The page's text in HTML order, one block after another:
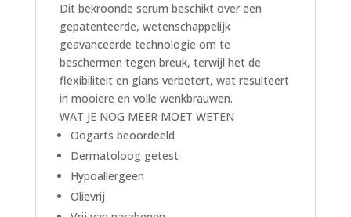
Dit bekroonde serum beschikt over een
gepatenteerde, wetenschappelijk
geavanceerde technologie om te
beschermen tegen breuk, terwijl het de
flexibiliteit en glans verbetert, wat resulteert
in mooiere en volle wenkbrauwen.
WAT JE NOG MEER MOET WETEN
Oogarts beoordeeld
Dermatoloog getest
Hypoallergeen
Olievrij